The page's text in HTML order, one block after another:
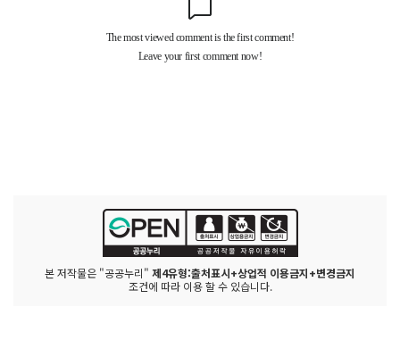
본 저작물은 "공공누리" 제4유형:출처표시+상업적 이용금지+변경금지
조건에 따라 이용 할 수 있습니다.